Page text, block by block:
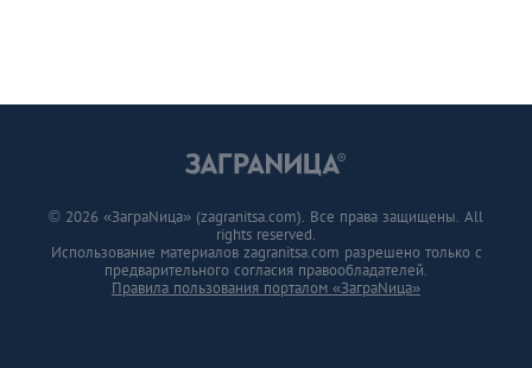
© 2026 «ЗаграNица» (zagranitsa.com). Все права защищены. All
rights reserved.
Использование материалов zagranitsa.com разрешено только с
предварительного согласия правообладателей.
Правила пользования порталом «ЗаграNица»